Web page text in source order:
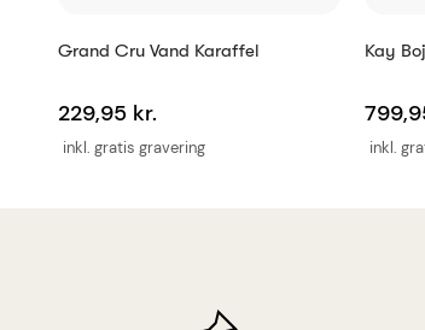
Grand Cru Vand Karaffel
inkl. gratis gravering
229,95 kr.
Kay
inkl.